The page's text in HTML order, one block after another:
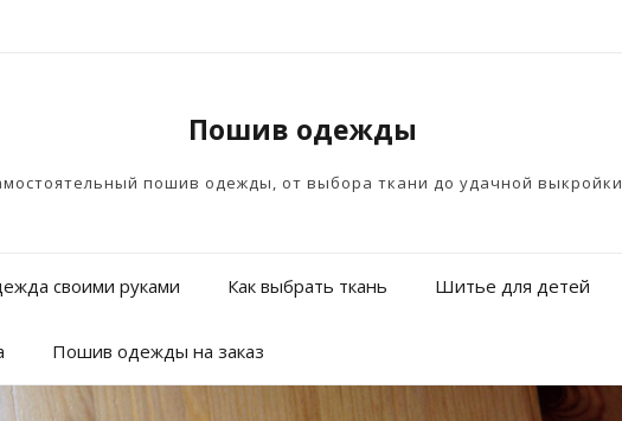
Пошив одежды
пошив одежды, от выбора ткани до удачной выкройки
своими руками Как выбрать ткань Шитье для детей
Пошив одежды на заказ